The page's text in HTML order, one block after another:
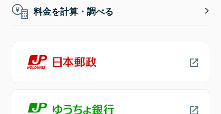
料金を計算・調べる